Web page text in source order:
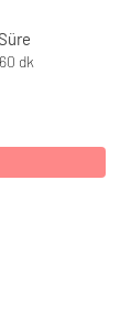
Süre
60 dk